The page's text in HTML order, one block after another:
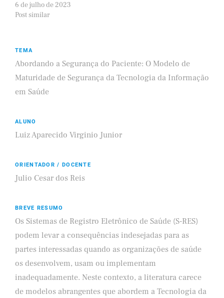
6 de julho de 2023
Post similar
TEMA
Abordando a Segurança do Paciente: O Modelo de
Maturidade de Segurança da Tecnologia da Informação
em Saúde
ALUNO
Luiz Aparecido Virginio Junior
ORIENTADOR / DOCENTE
Julio Cesar dos Reis
BREVE RESUMO
Os Sistemas de Registro Eletrônico de Saúde (S-RES)
podem levar a consequências indesejadas para as
partes interessadas quando as organizações de saúde
os desenvolvem, usam ou implementam
inadequadamente. Neste contexto, a literatura carece
de modelos abrangentes que abordem a Tecnologia da